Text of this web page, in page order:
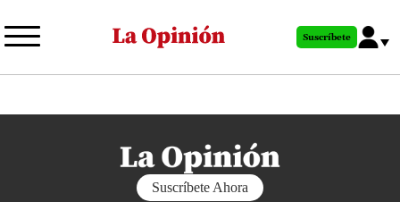
al
principal
Suscríbete
Suscríbete Ahora